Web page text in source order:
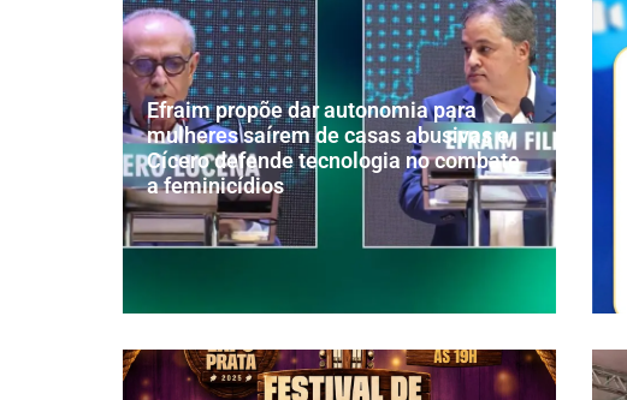
Efraim propõe dar autonomia para
mulheres saírem de casas abusivas e
Cícero defende tecnologia no combate
a feminicídios